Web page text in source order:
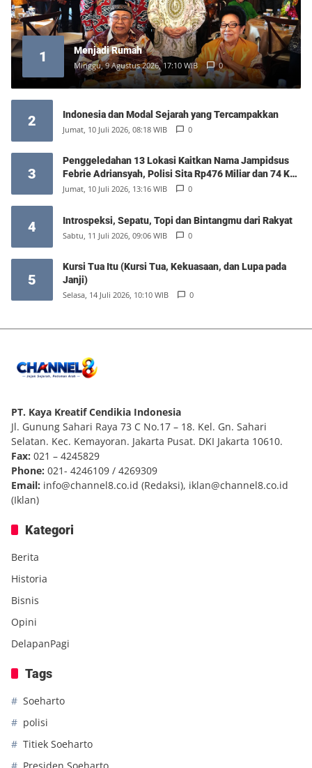
1 Menjadi Rumah
Minggu, 9 Agustus 2026, 17:10 WIB 0
2 Indonesia dan Modal Sejarah yang Tercampakkan
Jumat, 10 Juli 2026, 08:18 WIB 0
3
Penggeledahan 13 Lokasi Kaitkan Nama Jampidsus
Febrie Adriansyah, Polisi Sita Rp476 Miliar dan 74 Kg
Emas
Jumat, 10 Juli 2026, 13:16 WIB 0
4 Introspeksi, Sepatu, Topi dan Bintangmu dari Rakyat
Sabtu, 11 Juli 2026, 09:06 WIB 0
5
Kursi Tua Itu (Kursi Tua, Kekuasaan, dan Lupa pada
Janji)
Selasa, 14 Juli 2026, 10:10 WIB 0
PT. Kaya Kreatif Cendikia Indonesia
Jl. Gunung Sahari Raya 73 C No.17 – 18. Kel. Gn. Sahari
Selatan. Kec. Kemayoran. Jakarta Pusat. DKI Jakarta 10610.
Fax: 021 – 4245829
Phone: 021- 4246109 / 4269309
Email: info@channel8.co.id (Redaksi), iklan@channel8.co.id
(Iklan)
Kategori
Berita
Historia
Bisnis
Opini
DelapanPagi
Tags
Soeharto
polisi
Titiek Soeharto